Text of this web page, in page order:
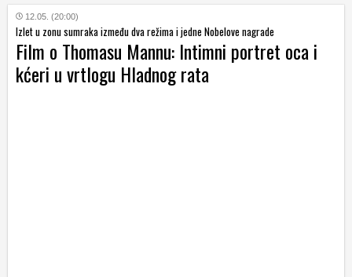
12.05. (20:00)
Izlet u zonu sumraka između dva režima i jedne Nobelove nagrade
Film o Thomasu Mannu: Intimni portret oca i
kćeri u vrtlogu Hladnog rata